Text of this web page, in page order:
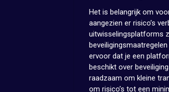
Het is belangrijk om
aangezien er risico’s
uitwisselingsplatforms
ervoor dat je een
beschikt over
raadzaam om kleine
om risico’s tot een